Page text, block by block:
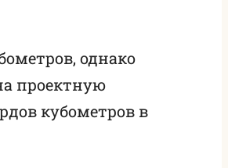
однако
проектную
кубометров в